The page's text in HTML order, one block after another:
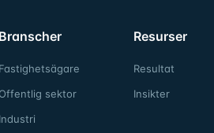
Branscher
Fastighetsägare
Offentlig sektor
Industri
Resurser
Resultat
Insikter